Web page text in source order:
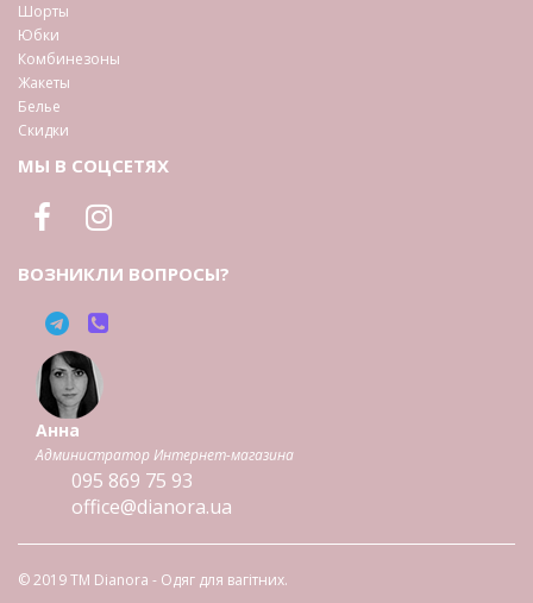
Шорты
Юбки
Комбинезоны
Жакеты
Белье
Скидки
МЫ В СОЦСЕТЯХ
ВОЗНИКЛИ ВОПРОСЫ?
Анна
Администратор Интернет-магазина
095 869 75 93
office@dianora.ua
© 2019 TM Dianora - Одяг для вагітних.